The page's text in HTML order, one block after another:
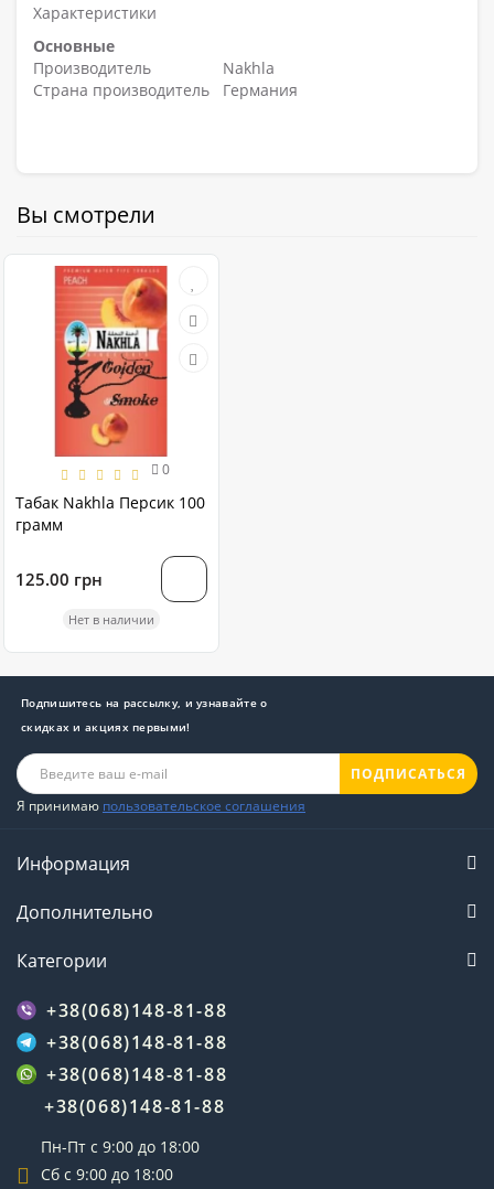
Характеристики
Основные
Производитель
Nakhla
Страна производитель Германия
Вы смотрели
0
Табак Nakhla Персик 100
грамм
125.00 грн
Нет в наличии
Подпишитесь на рассылку, и узнавайте о
скидках и акциях первыми!
ПОДПИСАТЬСЯ
Я принимаю пользовательское соглашения
Информация
Дополнительно
Категории
+38(068)148-81-88
+38(068)148-81-88
+38(068)148-81-88
+38(068)148-81-88
Пн-Пт с 9:00 до 18:00
Сб с 9:00 до 18:00